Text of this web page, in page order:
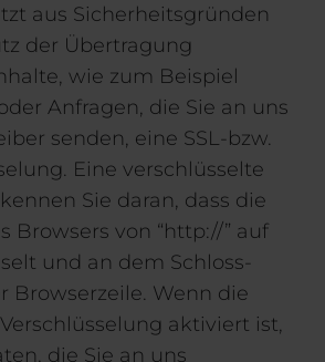
aus Sicherheitsgründen
der Übertragung
wie zum Beispiel
Anfragen, die Sie an uns
senden, eine SSL-bzw.
Eine verschlüsselte
Sie daran, dass die
Browsers von “http://” auf
und an dem Schloss-
Browserzeile. Wenn die
Verschlüsselung aktiviert ist,
die Sie an uns